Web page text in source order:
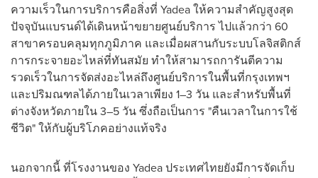
ความเร็วในการบริการคือสิ่งที่ Yadea ให้ความสำคัญสูงสุด
ปัจจุบันแบรนด์ได้เดินหน้าขยายศูนย์บริการ ไปแล้วกว่า 60
สาขาครอบคลุมทุกภูมิภาค และเมื่อผสานกับระบบโลจิสติกส์
การกระจายอะไหล่ที่ทันสมัย ทำให้สามารถการันตีความ
รวดเร็วในการจัดส่งอะไหล่ถึงศูนย์บริการในพื้นที่กรุงเทพฯ
และปริมณฑลได้ภายในเวลาเพียง 1–3 วัน และสำหรับพื้นที่
ต่างจังหวัดภายใน 3–5 วัน ซึ่งถือเป็นการ "คืนเวลาในการใช้
ชีวิต" ให้กับผู้บริโภคอย่างแท้จริง
นอกจากนี้ ที่โรงงานของ Yadea ประเทศไทยยังมีการจัดเก็บ